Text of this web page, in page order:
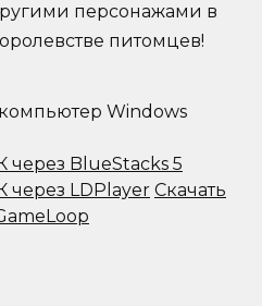
персонажами в
питомцев!
Windows
через BlueStacks 5
через LDPlayer Скачать